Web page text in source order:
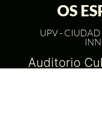
OS
UPV -
Auditorio